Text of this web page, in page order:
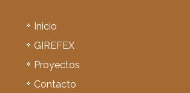
Inicio
GIREFEX
Proyectos
Contacto